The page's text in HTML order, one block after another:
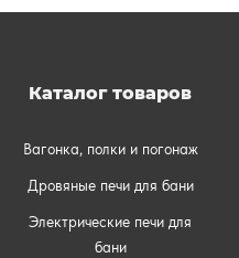
Каталог товаров
Вагонка, полки и погонаж
Дровяные печи для бани
Электрические печи для
бани